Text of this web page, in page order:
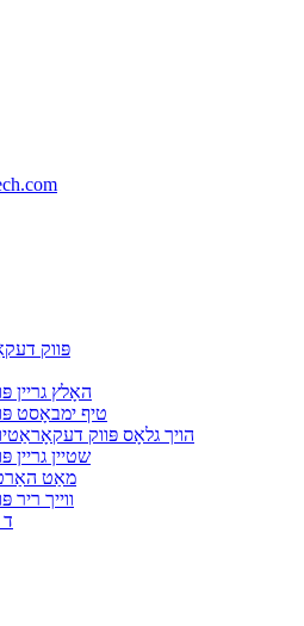
פּווק
האָלץ גריין
טיף ימבאָסט
הויך גלאָס פּווק
שטיין גריין
מאַט
ווייך ריר
3